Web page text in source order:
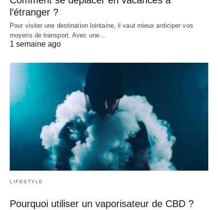
l’étranger ?
Pour visiter une destination lointaine, il vaut mieux anticiper vos
moyens de transport. Avec une…
1 semaine ago
LIFESTYLE
Pourquoi utiliser un vaporisateur de CBD ?